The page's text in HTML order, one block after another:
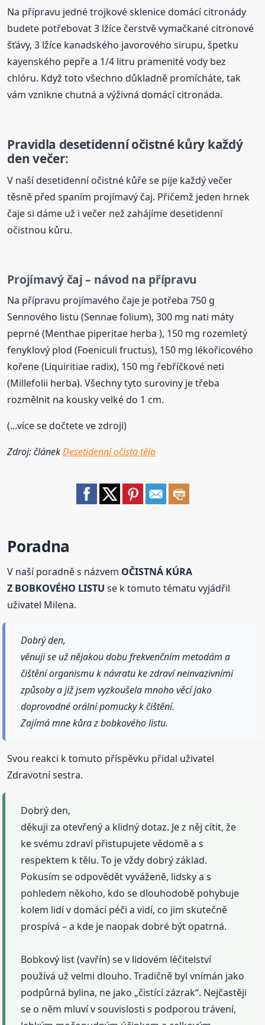
Na přípravu jedné trojkové sklenice domácí citronády
budete potřebovat 3 lžíce čerstvě vymačkané citronové
šťávy, 3 lžíce kanadského javorového sirupu, špetku
kayenského pepře a 1/4 litru pramenité vody bez
chlóru. Když toto všechno důkladně promícháte, tak
vám vznikne chutná a výživná domácí citronáda.
Pravidla desetidenní očistné kůry každý
den večer:
V naší desetidenní očistné kůře se pije každý večer
těsně před spaním projímavý čaj. Přičemž jeden hrnek
čaje si dáme už i večer než zahájíme desetidenní
očistnou kůru.
Projímavý čaj – návod na přípravu
Na přípravu projímavého čaje je potřeba 750 g
Sennového listu (Sennae folium), 300 mg nati máty
peprné (Menthae piperitae herba ), 150 mg rozemletý
fenyklový plod (Foeniculi fructus), 150 mg lékořicového
kořene (Liquiritiae radix), 150 mg řebříčkové neti
(Millefolii herba). Všechny tyto suroviny je třeba
rozmělnit na kousky velké do 1 cm.
(...více se dočtete ve zdroji)
Zdroj: článekDesetidenní očista těla
Poradna
V naší poradně s názvem OČISTNÁ KÚRA
Z BOBKOVÉHO LISTU se k tomuto tématu vyjádřil
uživatel Milena.
Dobrý den,
věnuji se už nějakou dobu frekvenčním metodám a
čištění organismu k návratu ke zdraví neinvazivními
způsoby a již jsem vyzkoušela mnoho věcí jako
doprovodné orální pomucky k čištění.
Zajímá mne kůra z bobkového listu.
Svou reakci k tomuto příspěvku přidal uživatel
Zdravotní sestra.
Dobrý den,
děkuji za otevřený a klidný dotaz. Je z něj cítit, že
ke svému zdraví přistupujete vědomě a s
respektem k tělu. To je vždy dobrý základ.
Pokusím se odpovědět vyváženě, lidsky a s
pohledem někoho, kdo se dlouhodobě pohybuje
kolem lidí v domácí péči a vidí, co jim skutečně
prospívá – a kde je naopak dobré být opatrná.
Bobkový list (vavřín) se v lidovém léčitelství
používá už velmi dlouho. Tradičně byl vnímán jako
podpůrná bylina, ne jako „čistící zázrak“. Nejčastěji
se o něm mluví v souvislosti s podporou trávení,